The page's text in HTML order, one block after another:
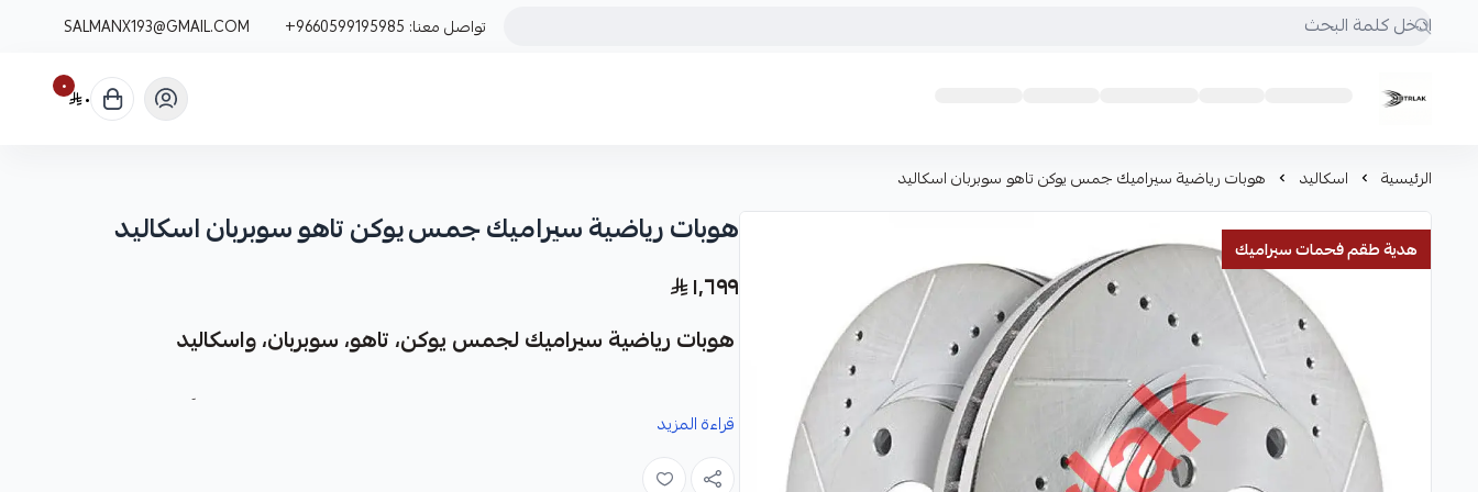
تواصل معنا: +9660599195985
SALMANX193@GMAIL.COM
Motrlak
٠ ٠
الرئيسية اسكاليد هوبات رياضية سيراميك جمس يوكن تاهو سوبربان اسكاليد
هدية طقم فحمات سيراميك هوبات رياضية سيراميك جمس يوكن تاهو سوبربان اسكاليد
١٬٦٩٩
هوبات رياضية سيراميك لجمس يوكن، تاهو، سوبربان، واسكاليد
كقطعة غيار متينة وعالية الجودة مصممة خصيصاً لتعزيز أداء نظام
الفرامل في سيارات جمس يوكن، تاهو، سوبربان، واسكاليد.
قراءة المزيد